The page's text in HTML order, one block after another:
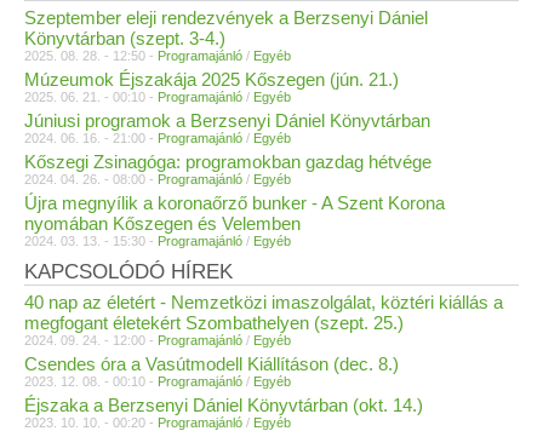
Szeptember eleji rendezvények a Berzsenyi Dániel
Könyvtárban (szept. 3-4.)
2025. 08. 28. - 12:50 - Programajánló / Egyéb
Múzeumok Éjszakája 2025 Kőszegen (jún. 21.)
2025. 06. 21. - 00:10 - Programajánló / Egyéb
Júniusi programok a Berzsenyi Dániel Könyvtárban
2024. 06. 16. - 21:00 - Programajánló / Egyéb
Kőszegi Zsinagóga: programokban gazdag hétvége
2024. 04. 26. - 08:00 - Programajánló / Egyéb
Újra megnyílik a koronaőrző bunker - A Szent Korona
nyomában Kőszegen és Velemben
2024. 03. 13. - 15:30 - Programajánló / Egyéb
KAPCSOLÓDÓ HÍREK
40 nap az életért - Nemzetközi imaszolgálat, köztéri kiállás a
megfogant életekért Szombathelyen (szept. 25.)
2024. 09. 24. - 12:00 - Programajánló / Egyéb
Csendes óra a Vasútmodell Kiállításon (dec. 8.)
2023. 12. 08. - 00:10 - Programajánló / Egyéb
Éjszaka a Berzsenyi Dániel Könyvtárban (okt. 14.)
2023. 10. 10. - 00:20 - Programajánló / Egyéb